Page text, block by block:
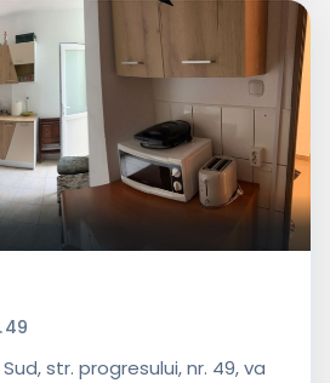
49
str. progresului, nr. 49, va